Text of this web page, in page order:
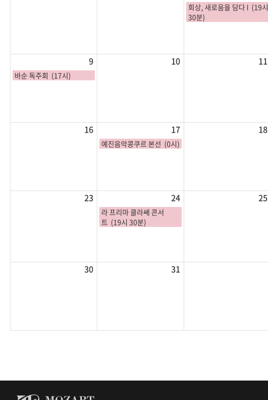
회상, 새로움을 담다 I (19시
30분)
9
바순 독주회 (17시)
10 11
16 17
예진음악콩쿠르 본선 (0시)
18
23 24
라 프리마 클라쎄 콘서
트 (19시 30분)
25
30 31